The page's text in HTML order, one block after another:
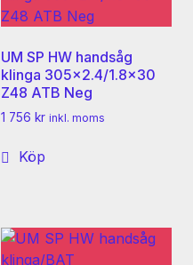
UM SP HW handsåg
klinga 305×2.4/1.8×30
Z48 ATB Neg
1 756 kr inkl. moms
Köp